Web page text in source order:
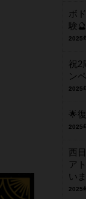
ボ
験🔮
2025
祝2
ン
2025
🌟
2025
西
ア
い
2025